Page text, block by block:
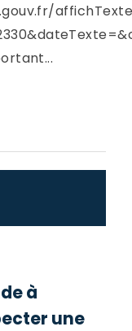
à
une